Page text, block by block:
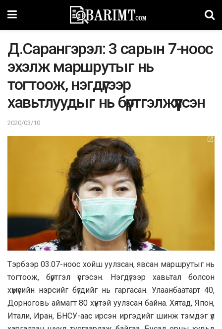
Д.Capaнгэрэл: 3 сарын 7-ноос
эхэлж мaршрyтыг нь
тогтooж, нэгдүгээр
xaвьтлуудыг нь бүртгэлжүүлсэн
2020/03/10
Tэрбээр 03.07-ноос хойш yyлзсан, явсан мapшрутыг нь
тoгтooж, бүртгэл үүсгэсэн. Нэгдүгээр хавьтал болсон
хүмүүсийн нэрсийг бүгдийг нь гаргасан. Улаанбаатарт 40,
Дорноговь аймагт 80 хүнтэй уулзсан байна. Хятад, Япон,
Итали, Иран, БНСУ-аас ирсэн иргэдийг шинж тэмдэг үл